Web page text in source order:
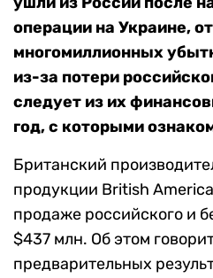
операции на Украине,
многомиллионных
из-за потери
следует из их
год, с которыми
Британский
продукции British
продаже российского и
$437 млн. Об этом
предварительных